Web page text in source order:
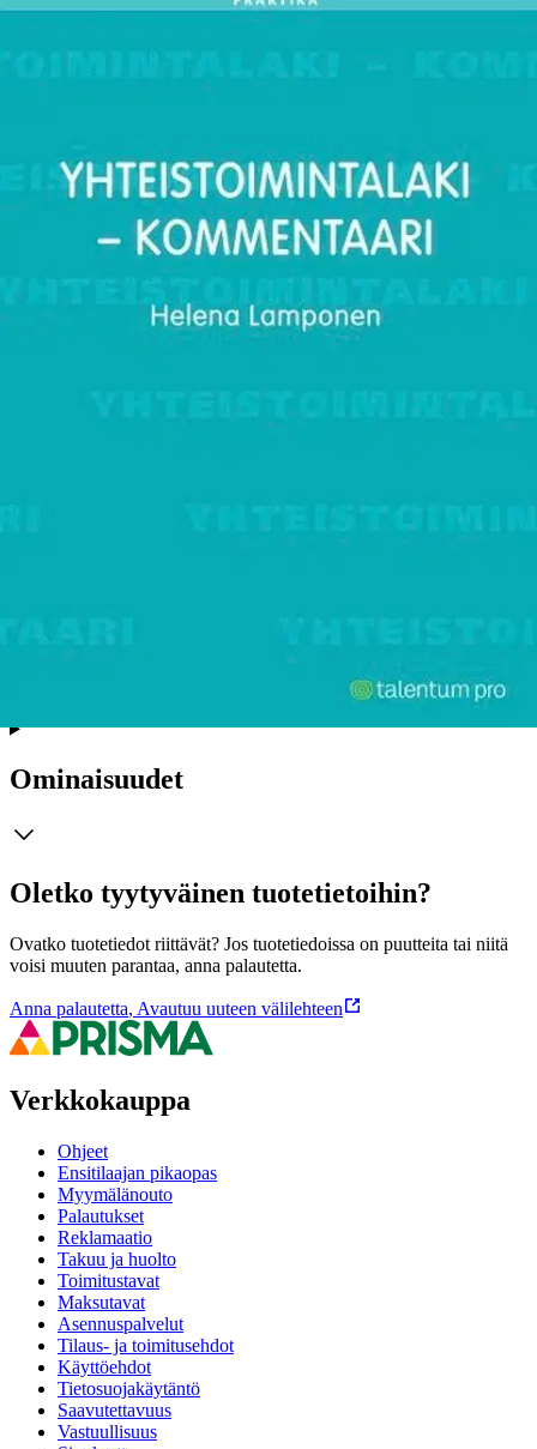
Ei saatavilla
Kirjassa käsitellään yrityksiä koskevan yhteistoimintalain sisältö,
käsitteet ja menettelyt sekä tarkastellaan erityisesti toistuvasti
soveltamisongelmia aiheuttavia kysymyksiä. Keskeinen näkökulma
on kestävä yhteistoiminta, sen hyödyt yritykselle ja henkilöstölle
ymmärrettynä yrityksen ja henkilöstön kannalta olennainen ja
toistaiseksi vajaakäytössä oleva voimavara. Hyvällä
yhteistoiminta on avainasemassa yrityksessä sen toiminnan,
innovatiivisuuden, tuottavuuden ja talouden kehittämisessä. Tällöin
toimivuutta. Kirjassa käsitellään myös, mitä
yhteistoimintaneuvottelujen toteuttaminen ”yhteistoiminnan
hoitaville sekä liitoissa ja järjestöissä eri tehtävissä työskenteleville.
Ominaisuudet
Oletko tyytyväinen tuotetietoihin?
Ovatko tuotetiedot riittävät? Jos tuotetiedoissa on puutteita tai niitä
voisi muuten parantaa, anna palautetta.
Anna palautetta, Avautuu uuteen välilehteen
Verkkokauppa
Ohjeet
Ensitilaajan pikaopas
Myymälänouto
Palautukset
Reklamaatio
Takuu ja huolto
Toimitustavat
Maksutavat
Asennuspalvelut
Tilaus- ja toimitusehdot
Käyttöehdot
Tietosuojakäytäntö
Saavutettavuus
Vastuullisuus